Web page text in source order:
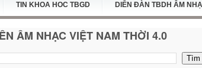
TIN KHOA HOC TBGD DIỄN ĐÀN TBDH ÂM
ÂM NHẠC VIỆT NAM THỜI 4.0